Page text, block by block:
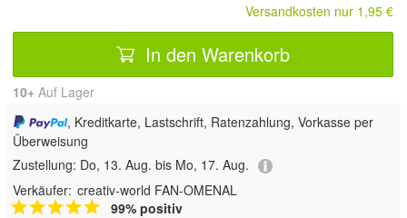
Versandkosten nur 1,95 €
In den Warenkorb
10+ Auf Lager
, Kreditkarte, Lastschrift, Ratenzahlung, Vorkasse per
Überweisung
Zustellung: Do, 13. Aug. bis Mo, 17. Aug.
Verkäufer: creativ-world FAN-OMENAL
99% positiv